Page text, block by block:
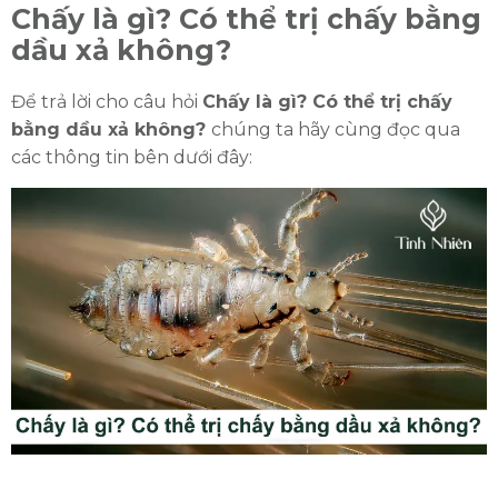
Chấy là gì? Có thể trị chấy bằng
dầu xả không?
Để trả lời cho câu hỏi Chấy là gì? Có thể trị chấy
bằng dầu xả không? chúng ta hãy cùng đọc qua
các thông tin bên dưới đây: